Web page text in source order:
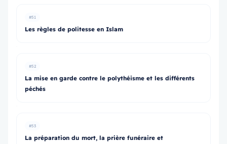
#51
Les règles de politesse en Islam
#52
La mise en garde contre le polythéisme et les différents
péchés
#53
La préparation du mort, la prière funéraire et